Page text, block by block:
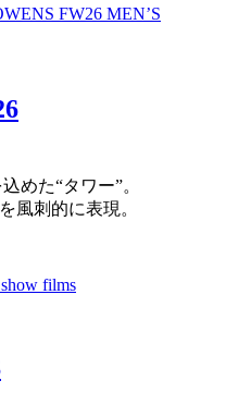
めた“タワー”。
風刺的に表現。
films